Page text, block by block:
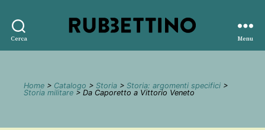
Cerca
editore
Menu
Home > Catalogo > Storia > Storia: argomenti specifici >
Storia militare > Da Caporetto a Vittorio Veneto